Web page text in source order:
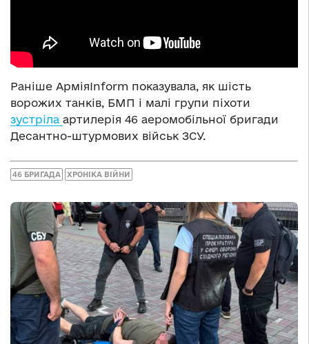
Раніше АрміяInform показувала, як шість
ворожих танків, БМП і малі групи піхоти
зустріла артилерія 46 аеромобільної бригади
Десантно-штурмових військ ЗСУ.
46 БРИГАДА ХРОНІКА ВІЙНИ